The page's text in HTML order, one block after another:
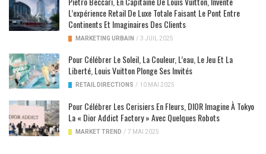
L’expérience Retail De Luxe Totale Faisant Le Pont Entre
Continents Et Imaginaires Des Clients
MARKETING URBAIN / 3 JUIL 2025
Pour Célébrer Le Soleil, La Couleur, L’eau, Le Jeu Et La
Liberté, Louis Vuitton Plonge Ses Invités
RETAIL DIRECTIONS / 10 MAI 2025
Pour Célébrer Les Cerisiers En Fleurs, DIOR Imagine À Tokyo
La « Dior Addict Factory » Avec Quelques Robots
MARKET TREND / 7 MAI 2025